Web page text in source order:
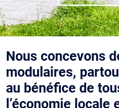
Nous concevons
modulaires,
au bénéfice de
l’économie locale